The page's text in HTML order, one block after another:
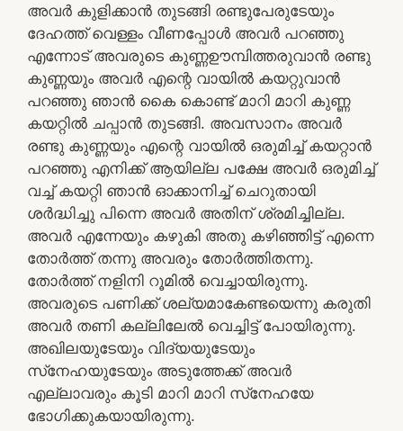
അവര്‍ കുളിക്കാന്‍ തുടങ്ങി രണ്ടുപേരുടേയും
ദേഹത്ത് വെള്ളം വീണപ്പോള്‍ അവര്‍ പറഞ്ഞു
എന്നോട് അവരുടെ കുണ്ണഊമ്പിത്തരുവാന്‍ രണ്ടു
കുണ്ണയും അവര്‍ എന്റെ വായില്‍ കയറ്റുവാന്‍
പറഞ്ഞു ഞാന്‍ കൈ കൊണ്ട് മാറി മാറി കുണ്ണ
കയറ്റില്‍ ചപ്പാന്‍ തുടങ്ങി. അവസാനം അവര്‍
രണ്ടു കുണ്ണയും എന്റെ വായില്‍ ഒരുമിച്ച് കയറ്റാന്‍
പറഞ്ഞു എനിക്ക് ആയില്ല പക്ഷേ അവര്‍ ഒരുമിച്ച്
വച്ച് കയറ്റി ഞാന്‍ ഓക്കാനിച്ച് ചെറുതായി
ശര്‍ദ്ധിച്ചു പിന്നെ അവര്‍ അതിന് ശ്രമിച്ചില്ല.
അവര്‍ എന്നേയും കഴുകി അതു കഴിഞ്ഞിട്ട് എന്നെ
തോര്‍ത്ത് തന്നു അവരും തോര്‍ത്തിതന്നു.
തോര്‍ത്ത് നളിനി റൂമില്‍ വെച്ചായിരുന്നു.
അവരുടെ പണിക്ക് ശല്യമാകേണ്ടയെന്നു കരുതി
അവര്‍ തണി കല്ലിലേല്‍ വെച്ചിട്ട് പോയിരുന്നു.
അഖിലയുടേയും വിദ്യയുടേയും
സ്‌നേഹയുടേയും അടുത്തേക്ക് അവര്‍
എല്ലാവരും കൂടി മാറി മാറി സ്‌നേഹയേ
ഭോഗിക്കുകയായിരുന്നു.